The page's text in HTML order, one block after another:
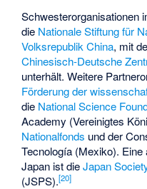
Schwesterorganisationen
die Nationale Stiftung für
Volksrepublik China, mit
Chinesisch-Deutsche
unterhält. Weitere
Förderung der
die National Science
Academy (Vereinigtes
Nationalfonds und der
Tecnología (Mexiko). Eine
Japan ist dieJapan
(JSPS).[20]